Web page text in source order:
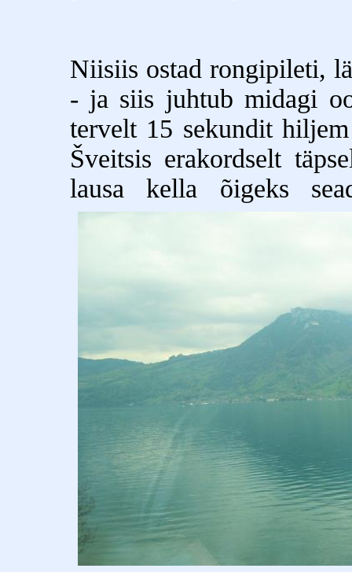
Niisiis ostad rongipileti,
- ja siis juhtub midagi
tervelt 15 sekundit
Šveitsis erakordselt
lausa kella õigeks